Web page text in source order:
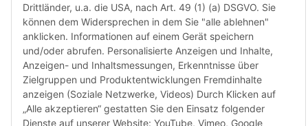
Weiter Weiter
Drittländer, u.a. die USA, nach Art. 49 (1) (a) DSGVO. Sie
können dem Widersprechen in dem Sie "alle ablehnen"
anklicken. Informationen auf einem Gerät speichern
und/oder abrufen. Personalisierte Anzeigen und Inhalte,
Anzeigen- und Inhaltsmessungen, Erkenntnisse über
Zielgruppen und Produktentwicklungen Fremdinhalte
anzeigen (Soziale Netzwerke, Videos) Durch Klicken auf
„Alle akzeptieren“ gestatten Sie den Einsatz folgender
Dienste auf unserer Website: YouTube, Vimeo, Google